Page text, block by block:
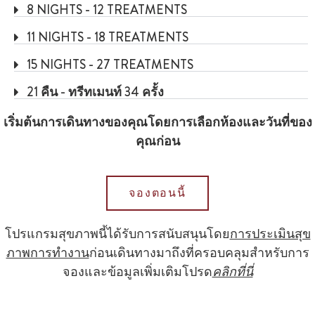
8 NIGHTS - 12 TREATMENTS
11 NIGHTS - 18 TREATMENTS
15 NIGHTS - 27 TREATMENTS
21 คืน - ทรีทเมนท์ 34 ครั้ง
เริ่มต้นการเดินทางของคุณโดยการเลือกห้องและวันที่ของ
คุณก่อน
จองตอนนี้
โปรแกรมสุขภาพนี้ได้รับการสนับสนุนโดยการประเมินสุข
ภาพการทํางานก่อนเดินทางมาถึงที่ครอบคลุมสําหรับการ
จองและข้อมูลเพิ่มเติมโปรดคลิกที่นี่